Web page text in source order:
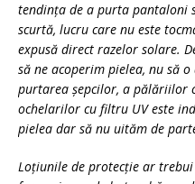
tendinţa de a purta pantaloni
scurtă, lucru care nu este
expusă direct razelor solare.
să ne acoperim pielea, nu să
purtarea şepcilor, a pălăriilor
ochelarilor cu filtru UV este
pielea dar să nu uităm de
Loţiunile de protecţie ar